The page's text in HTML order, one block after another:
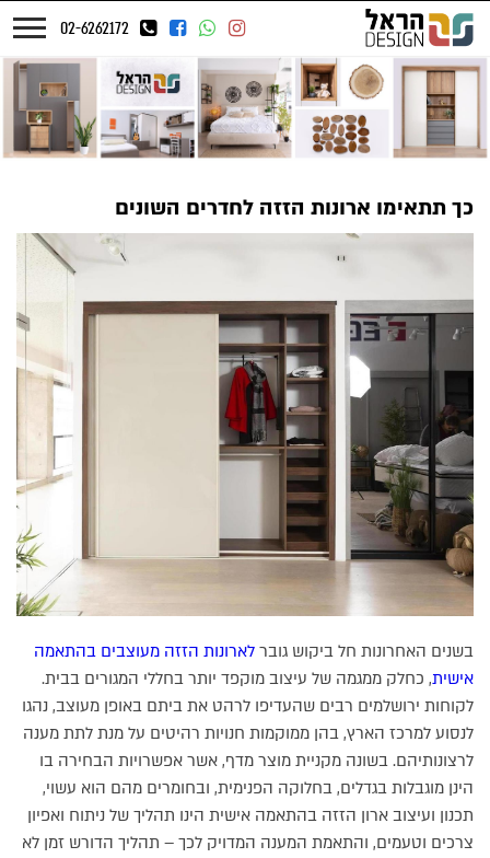
02-6262172
כך תתאימו ארונות הזזה לחדרים השונים
בשנים האחרונות חל ביקוש גובר לארונות הזזה מעוצבים בהתאמה
אישית, כחלק ממגמה של עיצוב מוקפד יותר בחללי המגורים בבית.
לקוחות ירושלמים רבים שהעדיפו לרהט את ביתם באופן מעוצב, נהגו
לנסוע למרכז הארץ, בהן ממוקמות חנויות רהיטים על מנת לתת מענה
לרצונותיהם. בשונה מקניית מוצר מדף, אשר אפשרויות הבחירה בו
הינן מוגבלות בגדלים, בחלוקה הפנימית, ובחומרים מהם הוא עשוי,
תכנון ועיצוב ארון הזזה בהתאמה אישית הינו תהליך של ניתוח ואפיון
צרכים וטעמים, והתאמת המענה המדויק לכך – תהליך הדורש זמן לא